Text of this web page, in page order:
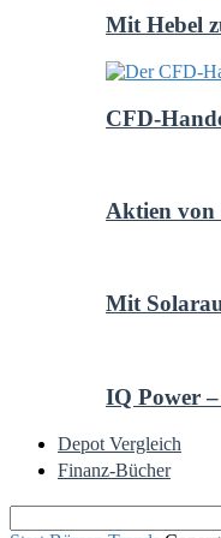
Mit Hebel
CFD-
Aktien von
Mit
IQ Power
Depot Vergleich
Finanz-Bücher